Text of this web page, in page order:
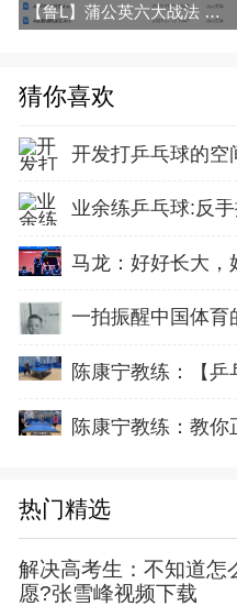
【鲁L】蒲公英六大战法 文档
猜你喜欢
马龙：好好长大，
陈康宁教练：【
陈康宁教练：教你
热门精选
解决高考生：不知道怎
愿?张雪峰视频下载